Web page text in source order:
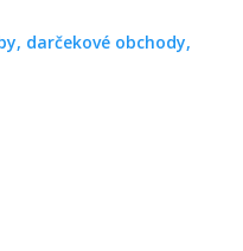
darčekové obchody,